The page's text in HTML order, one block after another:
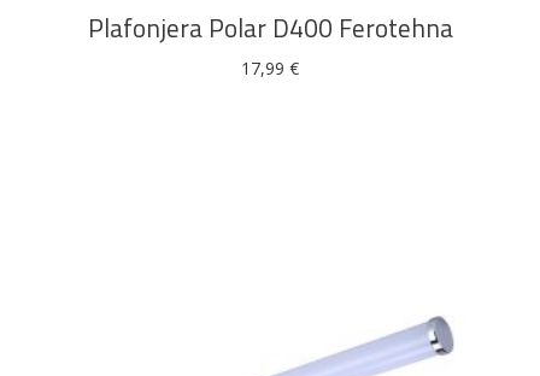
Plafonjera Polar D400 Ferotehna
17,99 €